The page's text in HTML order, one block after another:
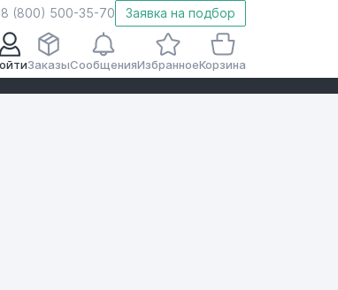
8 (800) 500-35-70 Заявка на подбор
ЗаказыСообщенияИзбранноеКорзина